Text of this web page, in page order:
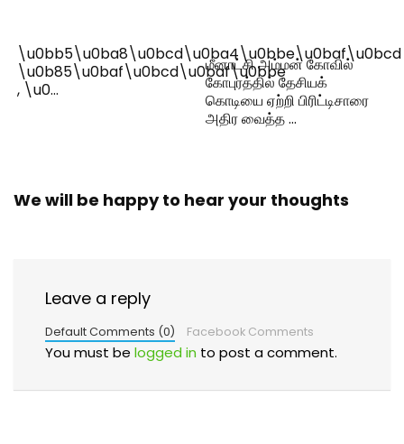
\u0bb5\u0ba8\u0bcd\u0ba4\u0bbe\u0baf\u0bcd
\u0b85\u0baf\u0bcd\u0baf\u0bbe
, \u0…
மீனாட்சி அம்மன் கோவில்
கோபுரத்தில் தேசியக்
கொடியை ஏற்றி பிரிட்டிசாரை
அதிர வைத்த …
We will be happy to hear your thoughts
Leave a reply
Default Comments (0) Facebook Comments
You must be logged in to post a comment.